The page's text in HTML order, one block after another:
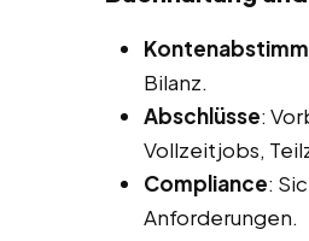
Bilanz.
Abschlüsse:
Vollzeitjobs,
Compliance:
Anforderungen.